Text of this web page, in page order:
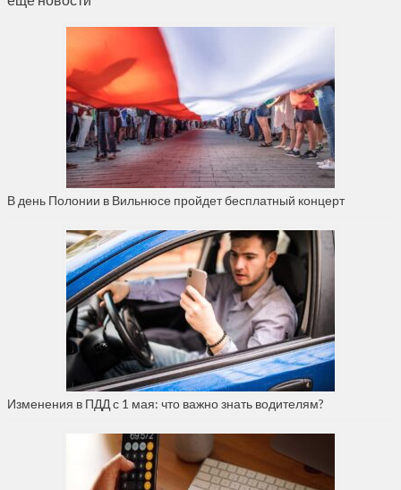
В день Полонии в Вильнюсе пройдет бесплатный концерт
Изменения в ПДД с 1 мая: что важно знать водителям?